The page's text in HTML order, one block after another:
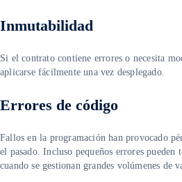
Inmutabilidad
Si el contrato contiene errores o necesita
aplicarse fácilmente una vez desplegado.
Errores de código
Fallos en la programación han provocado
el pasado. Incluso pequeños errores pueden
cuando se gestionan grandes volúmenes de